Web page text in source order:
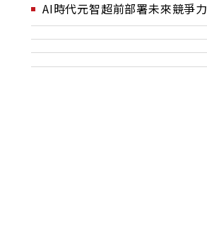
AI時代元智超前部署未來競爭力